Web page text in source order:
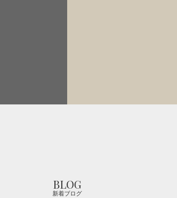
BLOG
新着ブログ